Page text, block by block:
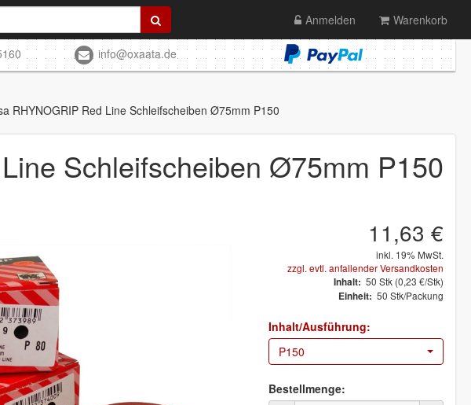
Anmelden Warenkorb
info@oxaata.de
RHYNOGRIP Red Line Schleifscheiben Ø75mm P150
Schleifscheiben Ø75mm P150
11,63 €
inkl. 19% MwSt.
zzgl. evtl. anfallender Versandkosten
Inhalt: 50 Stk (0,23 €/Stk)
Einheit: 50 Stk/Packung
Inhalt/Ausführung:
P150
Bestellmenge: